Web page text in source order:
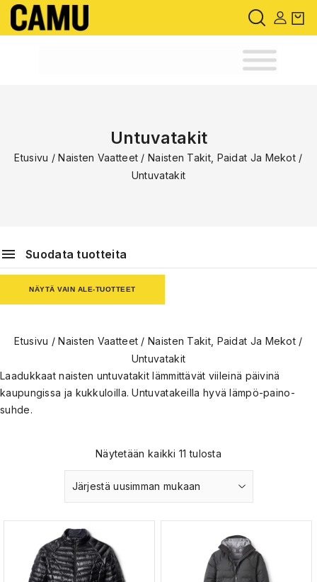
Untuvatakit
Etusivu /Naisten Vaatteet /Naisten Takit, Paidat Ja Mekot /
Untuvatakit
Etusivu /Naisten Vaatteet /Naisten Takit, Paidat Ja Mekot /
Untuvatakit
Laadukkaat naisten untuvatakit lämmittävät viileinä päivinä
kaupungissa ja kukkuloilla. Untuvatakeilla hyvä lämpö-paino-
suhde.
Näytetään kaikki 11 tulosta
Järjestä uusimman mukaan
Suodata tuotteita
NÄYTÄ VAIN ALE-TUOTTEET